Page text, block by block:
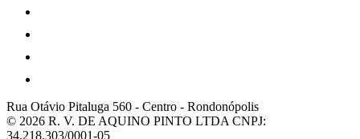
Rua Otávio Pitaluga 560 - Centro - Rondonópolis
© 2026 R. V. DE AQUINO PINTO LTDA CNPJ:
34.218.303/0001-05